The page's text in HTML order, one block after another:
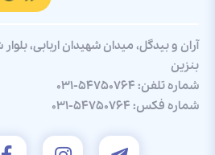
آران و بیدگل، میدان شهیدان اربابی،
بنزین
شماره تلفن: 031-54750764
شماره فکس: 031-54750764